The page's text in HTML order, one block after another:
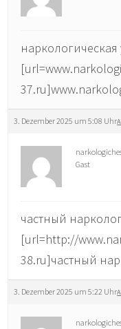
наркологическая
3. Dezember 2025 um 5:08 Uhr
Gast
частный
[url=http://
38.ru]частный
3. Dezember 2025 um 5:22 Uhr